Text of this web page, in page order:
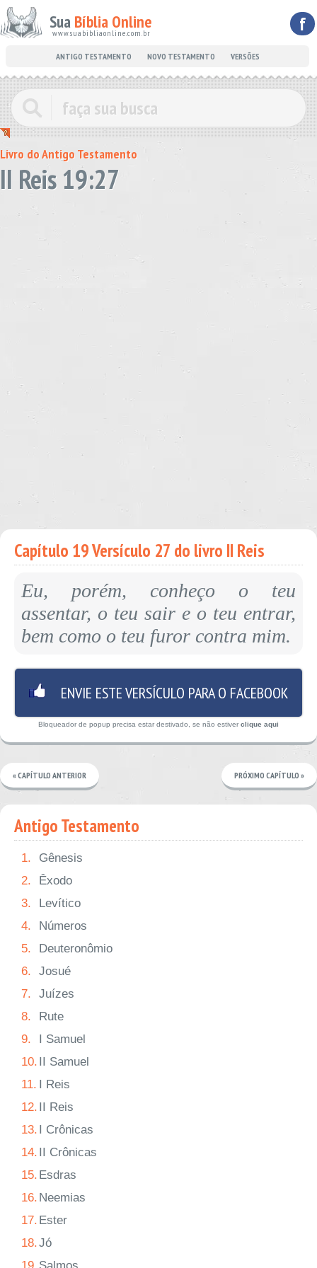
Sua Bíblia Online
www.suabibliaonline.com.br f
ANTIGO TESTAMENTO NOVO TESTAMENTO VERSÕES
Livro do Antigo Testamento
II Reis 19:27
Capítulo 19 Versículo 27 do livro II Reis
Eu, porém, conheço o teu
assentar, o teu sair e o teu entrar,
bem como o teu furor contra mim.
ENVIE ESTE VERSÍCULO PARA O FACEBOOK
Bloqueador de popup precisa estar destivado, se não estiver clique aqui
« CAPÍTULO ANTERIOR PRÓXIMO CAPÍTULO »
Antigo Testamento
1.
Gênesis
2.
Êxodo
3.
Levítico
4.
Números
5.
Deuteronômio
6.
Josué
7.
Juízes
8.
Rute
9.
I Samuel
10. II Samuel
11. I Reis
12. II Reis
13. I Crônicas
14. II Crônicas
15. Esdras
16. Neemias
17. Ester
18.Jó